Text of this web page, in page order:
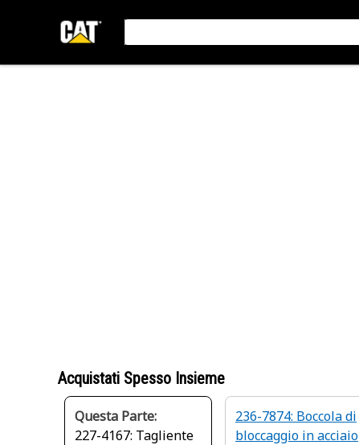
Acquistati Spesso Insieme
Questa Parte:
227-4167: Tagliente
236-7874: Boccola di
bloccaggio in acciaio